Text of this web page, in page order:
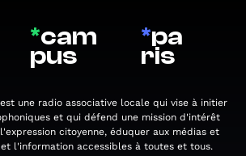
*cam
pus
*pa
ris
une radio associative locale qui vise à initier
et qui défend une mission d'intérêt
citoyenne, éduquer aux médias et
l'information accessibles à toutes et tous.